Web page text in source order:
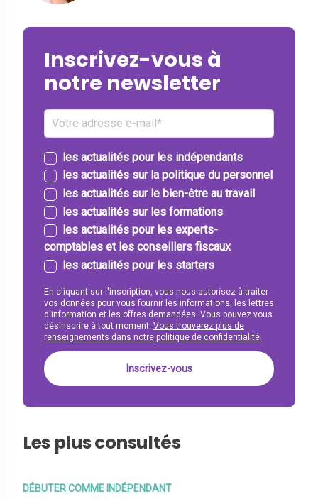
Inscrivez-vous à
notre newsletter
les actualités pour les indépendants
les actualités sur la politique du personnel
les actualités sur le bien-être au travail
les actualités sur les formations
les actualités pour les experts-
comptables et les conseillers fiscaux
les actualités pour les starters
En cliquant sur l'inscription, vous nous autorisez à traiter
vos données pour vous fournir les informations, les lettres
d'information et les offres demandées. Vous pouvez vous
désinscrire à tout moment. Vous trouverez plus de
renseignements dans notre politique de confidentialité.
Les plus consultés
DÉBUTER COMME INDÉPENDANT